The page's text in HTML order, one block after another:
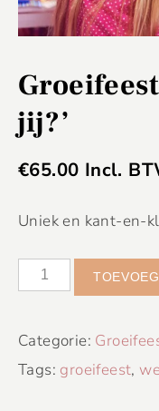
jij?’
€65.00 Incl.
Uniek en kant-en-
Categorie:
Tags: groeifeest,